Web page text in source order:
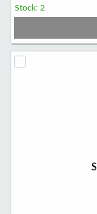
Stock: 2